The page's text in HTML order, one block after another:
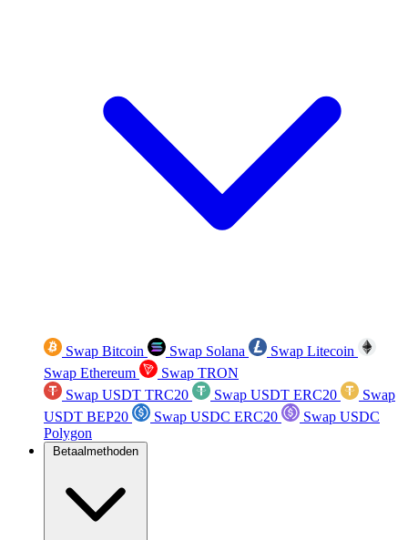
Swap Bitcoin Swap Solana
Swap Litecoin
Swap Ethereum
Swap TRON
Swap USDT TRC20
Swap USDT ERC20
Swap
USDT BEP20
Swap USDC ERC20
Swap USDC
Polygon
Betaalmethoden